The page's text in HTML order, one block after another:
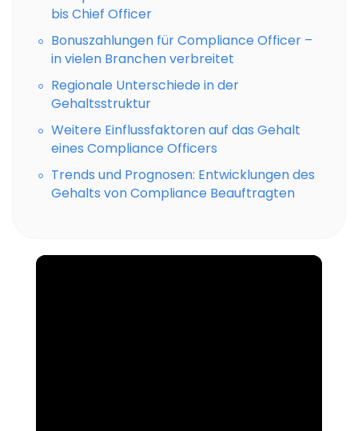
bis Chief Officer
Bonuszahlungen für Compliance Officer –
in vielen Branchen verbreitet
Regionale Unterschiede in der
Gehaltsstruktur
Weitere Einflussfaktoren auf das Gehalt
eines Compliance Officers
Trends und Prognosen: Entwicklungen des
Gehalts von Compliance Beauftragten